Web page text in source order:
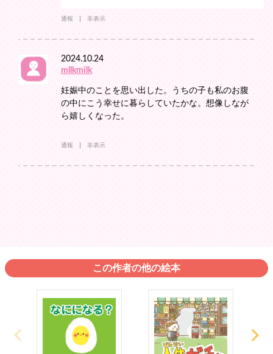
通報 非表示
2024.10.24
mllkmilk
妊娠中のことを思い出した。うちの子も私のお腹
の中にこう幸せに暮らしていたかな。想像しなが
ら嬉しくなった。
通報 非表示
この作者の他の絵本